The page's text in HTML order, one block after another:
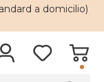
a domicilio)